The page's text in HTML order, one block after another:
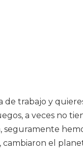
de trabajo y
a veces no
cambiaron el